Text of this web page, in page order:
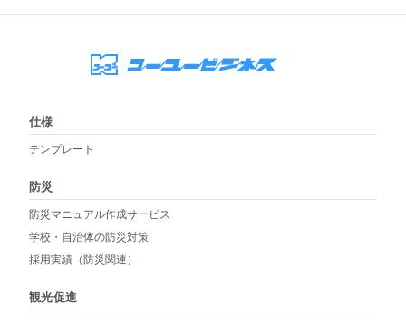
仕様
テンプレート
防災
防災マニュアル作成サービス
学校・自治体の防災対策
採用実績（防災関連）
観光促進